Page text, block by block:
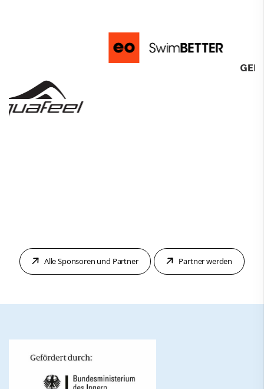
Alle Sponsoren und Partner Partner werden